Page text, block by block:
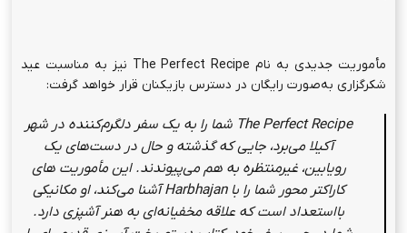
مأموریت جدیدی به نام The Perfect Recipe نیز به مناسبت عید
شکرگزاری به‌صورت رایگان در دسترس بازیکنان قرار خواهد گرفت:
The Perfect Recipe شما را به یک سفر دلگرم‌کننده در شهر
آکیلا می‌برد، جایی که گذشته و حال در دست‌های یک
رویابین، غیرمنتظره به هم می‌پیوندند. این مأموریت های
کاراکتر محور شما را باHarbhajan آشنا می‌کند، او مکانیکی
بااستعداد است که علاقه مخفیانه‌ای به هنر آشپزی دارد.